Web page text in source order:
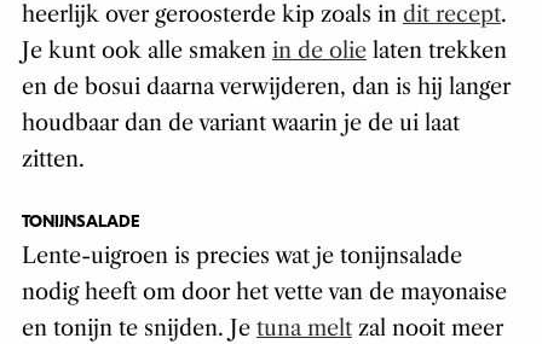
heerlijk over geroosterde kip zoals in dit recept.
Je kunt ook alle smaken in de olielaten trekken
en de bosui daarna verwijderen, dan is hij langer
houdbaar dan de variant waarin je de ui laat
zitten.
TONIJNSALADE
Lente-uigroen is precies wat je tonijnsalade
nodig heeft om door het vette van de mayonaise
en tonijn te snijden. Je tuna meltzal nooit meer